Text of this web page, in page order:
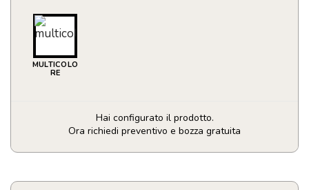
MULTICOLO
RE
Hai configurato il prodotto.
Ora richiedi preventivo e bozza gratuita
Macinino
sale